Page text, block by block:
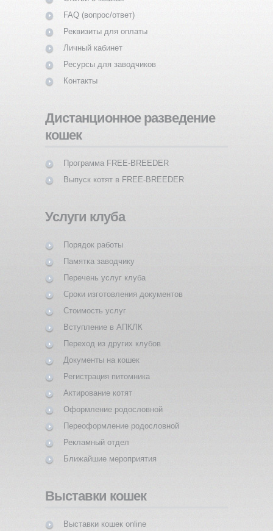
FAQ (вопрос/ответ)
Реквизиты для оплаты
Личный кабинет
Ресурсы для заводчиков
Контакты
Дистанционное разведение
кошек
Программа FREE-BREEDER
Выпуск котят в FREE-BREEDER
Услуги клуба
Порядок работы
Памятка заводчику
Перечень услуг клуба
Сроки изготовления документов
Стоимость услуг
Вступление в АПКЛК
Переход из других клубов
Документы на кошек
Регистрация питомника
Актирование котят
Оформление родословной
Переоформление родословной
Рекламный отдел
Ближайшие мероприятия
Выставки кошек
Выставки кошек online